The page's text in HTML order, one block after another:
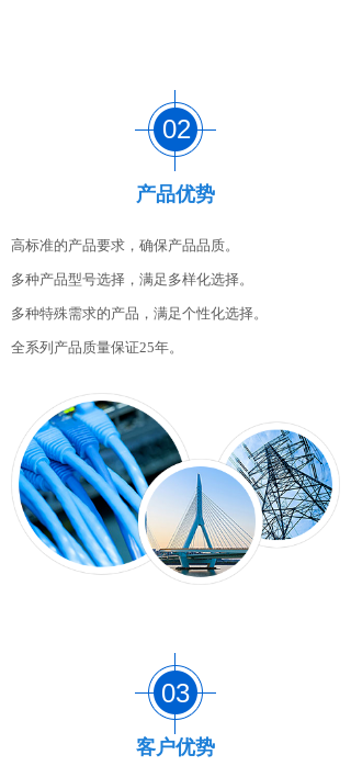
高标准的产品要求，确保产品品质。
多种产品型号选择，满足多样化选择。
多种特殊需求的产品，满足个性化选择。
全系列产品质量保证25年。
02
客户优势
产品优势
03
03